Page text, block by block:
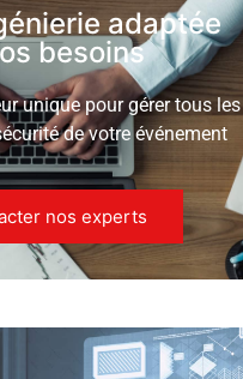
adaptée
besoins
unique pour gérer tous les
de votre événement
nos experts